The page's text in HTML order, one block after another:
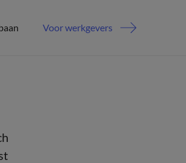
Voor werkgevers